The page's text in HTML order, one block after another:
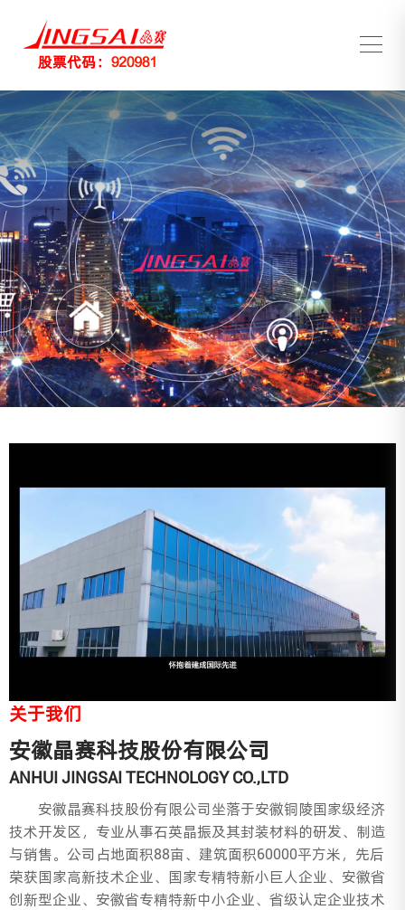
关于我们
安徽晶赛科技股份有限公司
ANHUI JINGSAI TECHNOLOGY CO.,LTD
安徽晶赛科技股份有限公司坐落于安徽铜陵国家级经济
技术开发区，专业从事石英晶振及其封装材料的研发、制造
与销售。公司占地面积88亩、建筑面积60000平方米，先后
荣获国家高新技术企业、国家专精特新小巨人企业、安徽省
创新型企业、安徽省专精特新中小企业、省级认定企业技术